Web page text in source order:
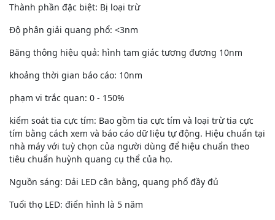
Thành phần đặc biệt: Bị loại trừ
Độ phân giải quang phổ: <3nm
Băng thông hiệu quả: hình tam giác tương đương 10nm
khoảng thời gian báo cáo: 10nm
phạm vi trắc quan: 0 - 150%
kiểm soát tia cực tím: Bao gồm tia cực tím và loại trừ tia cực
tím bằng cách xem và báo cáo dữ liệu tự động. Hiệu chuẩn tại
nhà máy với tuỳ chọn của người dùng để hiệu chuẩn theo
tiêu chuẩn huỳnh quang cụ thể của họ.
Nguồn sáng: Dải LED cân bằng, quang phổ đầy đủ
Tuổi thọ LED: điển hình là 5 năm